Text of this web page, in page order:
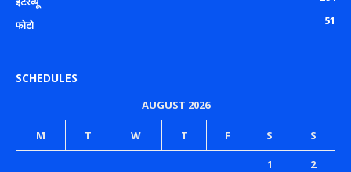
फोटो
51
SCHEDULES
AUGUST 2026
M T W T F S S
1
2